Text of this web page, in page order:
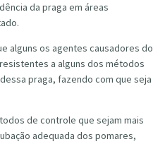
da praga em áreas
alguns os agentes causadores do
a alguns dos métodos
praga, fazendo com que seja
de controle que sejam mais
adequada dos pomares,